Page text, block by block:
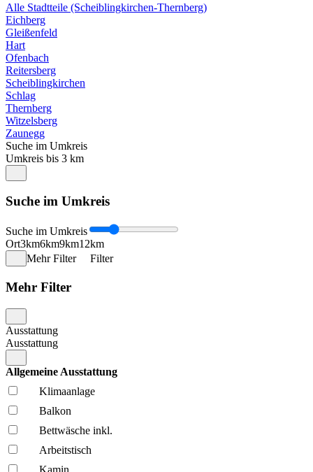
Alle Stadtteile (Scheiblingkirchen-Thernberg)
Eichberg
Gleißenfeld
Hart
Ofenbach
Reitersberg
Scheiblingkirchen
Schlag
Thernberg
Witzelsberg
Zaunegg
Suche im Umkreis
Umkreis bis 3 km
Suche im Umkreis
Suche im Umkreis
Ort3km6km9km12km
Mehr Filter
Filter
Mehr Filter
Ausstattung
Ausstattung
Allgemeine Ausstattung
Klima­anlage
Balkon
Bettwäsche inkl.
Arbeitstisch
Kamin